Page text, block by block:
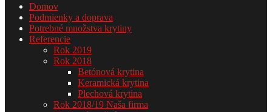
Menu
Domov
Podmienky a doprava
Potrebné množstva krytiny
Referencie
Rok 2019
Rok 2018
Betónová krytina
Keramická krytina
Plechová krytina
Rok 2018/19 Naša firma